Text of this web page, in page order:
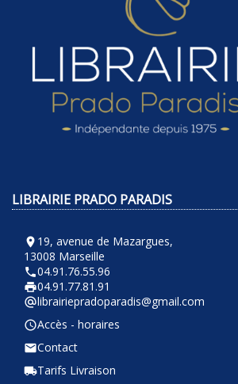
LIBRAIRIE PRADO PARADIS
room 19, avenue de Mazargues,
13008 Marseille
phone04.91.76.55.96
local_printshop04.91.77.81.91
alternate_emaillibrairiepradoparadis@gmail.com
query_builderAccès - horaires
emailContact
local_shippingTarifs Livraison